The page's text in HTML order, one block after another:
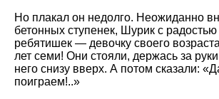
Но плакал он недолго. Неожиданно
бетонных ступенек, Шурик с
ребятишек — девочку своего
лет семи! Они стояли, держась за
него снизу вверх. А потом сказали:
поиграем!..»